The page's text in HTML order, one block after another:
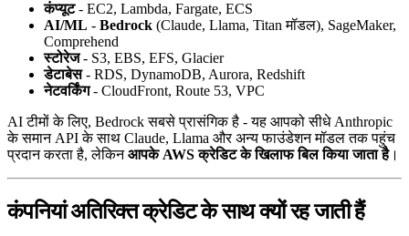
कंप्यूट- EC2, Lambda, Fargate, ECS
AI/ML - Bedrock (Claude, Llama, Titan मॉडल), SageMaker,
Comprehend
स्टोरेज- S3, EBS, EFS, Glacier
डेटाबेस- RDS, DynamoDB, Aurora, Redshift
नेटवर्किंग- CloudFront, Route 53, VPC
AI टीमों के लिए, Bedrock सबसे प्रासंगिक है - यह आपको सीधे Anthropic
के समान API के साथ Claude, Llama और अन्य फाउंडेशन मॉडल तक पहुंच
प्रदान करता है, लेकिनआपके AWS क्रेडिट के खिलाफ बिल किया जाता है।
कंपनियां अतिरिक्त क्रेडिट के साथ क्यों रह जाती हैं